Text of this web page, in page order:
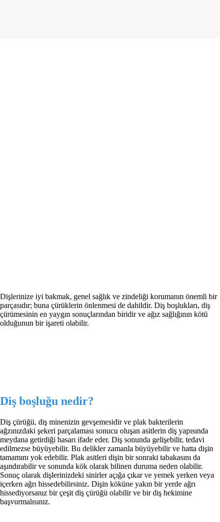
Dişlerinize iyi bakmak, genel sağlık ve zindeliği korumanın önemli bir
parçasıdır; buna çürüklerin önlenmesi de dahildir. Diş boşlukları, diş
çürümesinin en yaygın sonuçlarından biridir ve ağız sağlığının kötü
olduğunun bir işareti olabilir.
Diş boşluğu nedir?
Diş çürüğü, diş minenizin gevşemesidir ve plak bakterilerin
ağzınızdaki şekeri parçalaması sonucu oluşan asitlerin diş yapısında
meydana getirdiği hasarı ifade eder. Diş sonunda gelişebilir, tedavi
edilmezse büyüyebilir. Bu delikler zamanla büyüyebilir ve hatta dişin
tamamını yok edebilir. Plak asitleri dişin bir sonraki tabakasını da
aşındırabilir ve sonunda kök olarak bilinen duruma neden olabilir.
Sonuç olarak dişlerinizdeki sinirler açığa çıkar ve yemek yerken veya
içerken ağrı hissedebilirsiniz. Dişin köküne yakın bir yerde ağrı
hissediyorsanız bir çeşit diş çürüğü olabilir ve bir diş hekimine
başvurmalısınız.